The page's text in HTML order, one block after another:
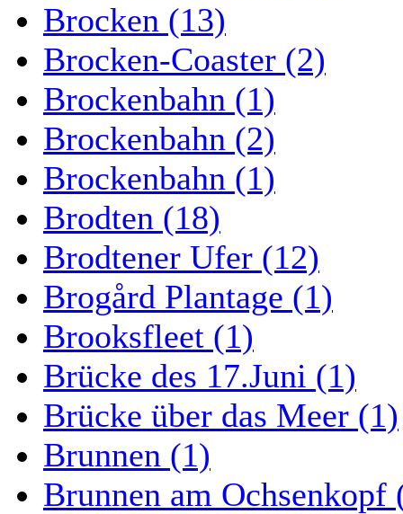
Brocken (13)
Brocken-Coaster (2)
Brockenbahn (1)
Brockenbahn (2)
Brockenbahn (1)
Brodten (18)
Brodtener Ufer (12)
Brogård Plantage (1)
Brooksfleet (1)
Brücke des 17.Juni (1)
Brücke über das Meer (1)
Brunnen (1)
Brunnen am Ochsenkopf